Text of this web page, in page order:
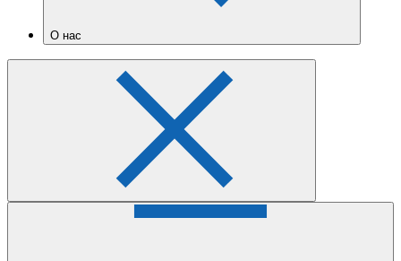
О нас